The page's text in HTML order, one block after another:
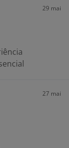
29 mai
27 mai